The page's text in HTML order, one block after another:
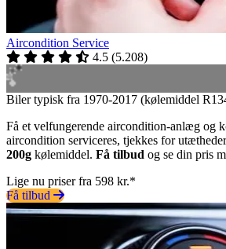
Aircondition Service
4.5 (5.208)
Biler typisk fra 1970-2017 (kølemiddel
Få et velfungerende aircondition-anlæg og
aircondition serviceres, tjekkes for
200g kølemiddel. Få tilbud og se din pris
Lige nu priser fra 598 kr.*
Få tilbud